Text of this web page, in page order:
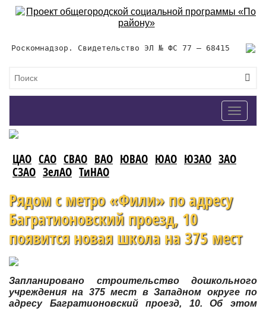
Роскомнадзор. Свидетельство ЭЛ № ФС 77 – 68415
Toggle
ЦАО САО СВАО ВАО ЮВАО ЮАО ЮЗАО ЗАО
СЗАО ЗелАО ТиНАО
Рядом с метро «Фили» по адресу
Багратионовский проезд, 10
появится новая школа на 375 мест
Запланировано строительство дошкольного
учреждения на 375 мест в Западном округе по
адресу Багратионовский проезд, 10. Об этом